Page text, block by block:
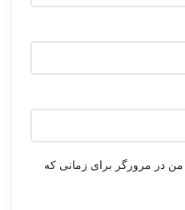
من در مرورگر برای زمانی که